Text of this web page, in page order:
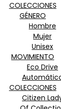
COLECCIONES
GÉNERO
Hombre
Mujer
Unisex
MOVIMIENTO
Eco Drive
COLECCIONES
Citizen